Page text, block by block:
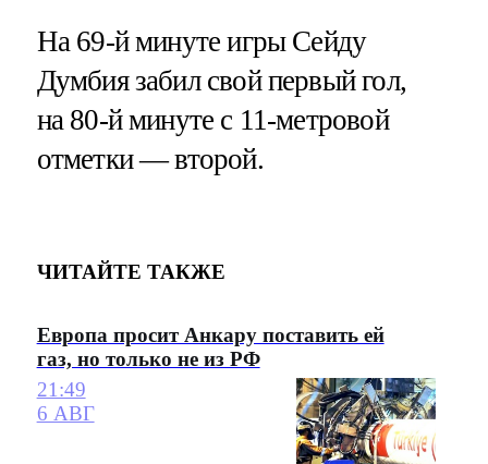
На 69-й минуте игры Сейду
Думбия забил свой первый гол,
на 80-й минуте с 11-метровой
отметки — второй.
ЧИТАЙТЕ ТАКЖЕ
Европа просит Анкару поставить ей
газ, но только не из РФ
21:49
6 АВГ